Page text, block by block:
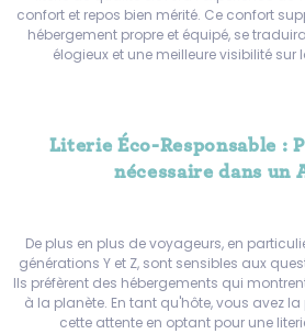
confort et repos bien mérité. Ce confort
hébergement propre et équipé, se
élogieux et une meilleure visibilité sur
Literie Éco-Responsable :
nécessaire dans un
De plus en plus de voyageurs, en
générations Y et Z, sont sensibles aux
Ils préfèrent des hébergements qui
à la planète. En tant qu'hôte, vous avez
cette attente en optant pour une